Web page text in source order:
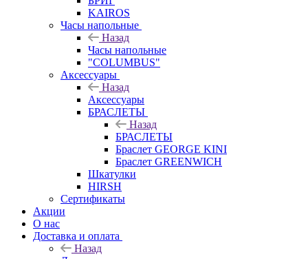
KAIROS
Часы напольные
Назад
Часы напольные
"COLUMBUS"
Аксессуары
Назад
Аксессуары
БРАСЛЕТЫ
Назад
БРАСЛЕТЫ
Браслет GEORGE KINI
Браслет GREENWICH
Шкатулки
HIRSH
Сертификаты
Акции
О нас
Доставка и оплата
Назад